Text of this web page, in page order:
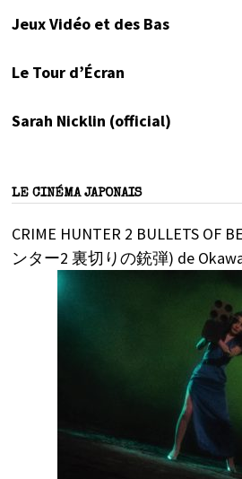
Jeux Vidéo et des Bas
Le Tour d’Écran
Sarah Nicklin (official)
LE CINÉMA JAPONAIS
CRIME HUNTER 2 BULLETS OF
ンター2 裏切りの銃弾) de